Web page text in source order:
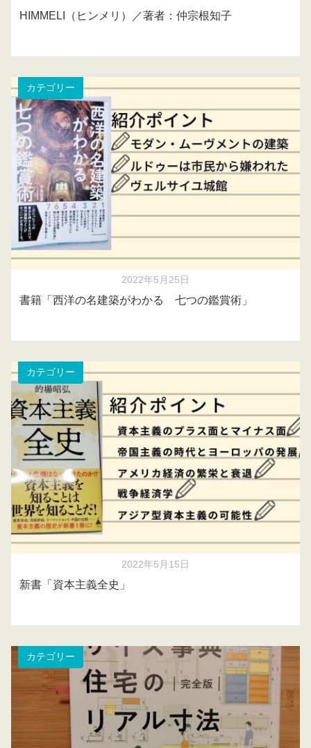
HIMMELI（ヒンメリ）／著者：仲宗根知子
カテゴリー
2022年5月25日
書籍「西洋の名建築がわかる 七つの鑑賞術」
カテゴリー
2022年5月15日
新書「資本主義全史」
カテゴリー